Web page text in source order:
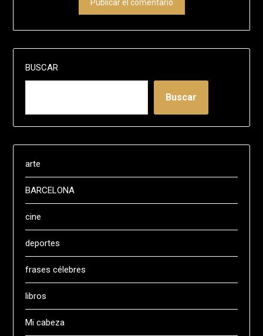
BUSCAR
Buscar
arte
BARCELONA
cine
deportes
frases célebres
libros
Mi cabeza